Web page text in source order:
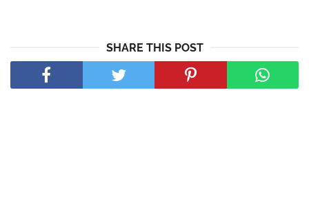
SHARE THIS POST